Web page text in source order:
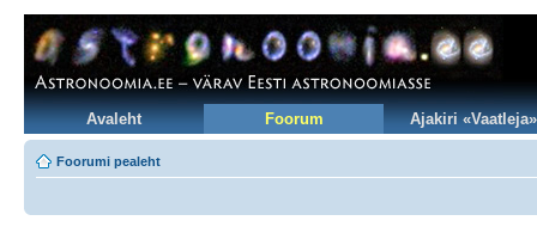
Avaleht Foorum Ajakiri «Vaatleja»
Foorumi pealeht